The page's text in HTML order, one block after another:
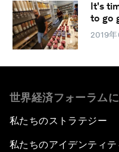
It's
to go
2019
世界経済フォーラム
私たちのストラテジー
私たちのアイデンティテ